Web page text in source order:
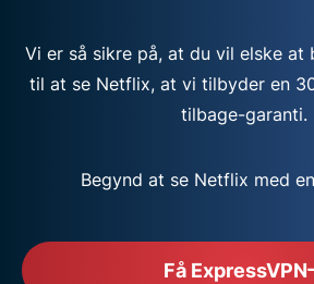
Vi er så sikre på, at du vil elske at
til at se Netflix, at vi tilbyder en
tilbage-garanti.
Begynd at se Netflix med
Få ExpressVPN